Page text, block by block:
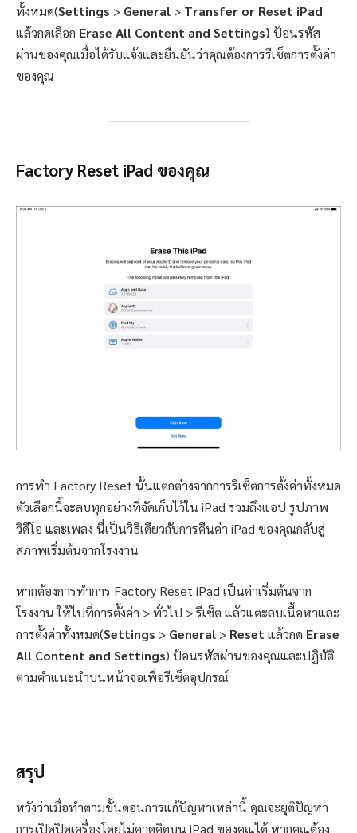
ทั้งหมด(Settings > General > Transfer or Reset iPad
แล้วกดเลือก Erase All Content and Settings) ป้อนรหัส
ผ่านของคุณเมื่อได้รับแจ้งและยืนยันว่าคุณต้องการรีเซ็ตการตั้งค่า
ของคุณ
Factory Reset iPad ของคุณ
การทำ Factory Reset นั้นแตกต่างจากการรีเซ็ตการตั้งค่าทั้งหมด
ตัวเลือกนี้จะลบทุกอย่างที่จัดเก็บไว้ใน iPad รวมถึงแอป รูปภาพ
วิดีโอ และเพลง นี่เป็นวิธีเดียวกับการคืนค่า iPad ของคุณกลับสู่
สภาพเริ่มต้นจากโรงงาน
หากต้องการทำการ Factory Reset iPad เป็นค่าเริ่มต้นจาก
โรงงาน ให้ไปที่การตั้งค่า > ทั่วไป > รีเซ็ต แล้วแตะลบเนื้อหาและ
การตั้งค่าทั้งหมด(Settings > General > Reset แล้วกด Erase
All Content and Settings) ป้อนรหัสผ่านของคุณและปฏิบัติ
ตามคำแนะนำบนหน้าจอเพื่อรีเซ็ตอุปกรณ์
สรุป
หวังว่าเมื่อทำตามขั้นตอนการแก้ปัญหาเหล่านี้ คุณจะยุติปัญหา
การเปิดปิดเครื่องโดยไม่คาดคิดบน iPad ของคุณได้ หากคุณต้อง